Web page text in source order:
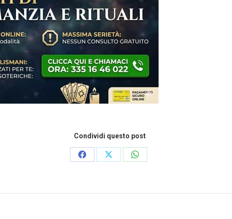
Condividi questo post
CondividiCondividiCondividi